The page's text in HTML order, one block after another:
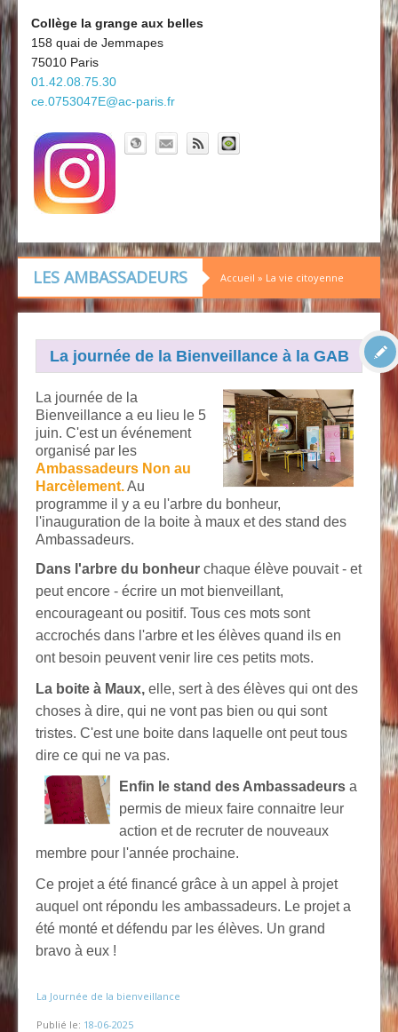
Board'Gab
Clubs maths
Découvrir le collège
Collège la grange aux belles
158 quai de Jemmapes
75010 Paris
01.42.08.75.30
ce.0753047E@ac-paris.fr
LES AMBASSADEURS Accueil » La vie citoyenne
La journée de la Bienveillance à la GAB
La journée de la
Bienveillance a eu lieu le 5
juin. C'est un événement
organisé par les
Ambassadeurs Non au
Harcèlement.Au
programme il y a eu l'arbre du bonheur,
l'inauguration de la boite à maux et des stand des
Ambassadeurs.
Dans l'arbre du bonheur chaque élève pouvait - et
peut encore - écrire un mot bienveillant,
encourageant ou positif. Tous ces mots sont
accrochés dans l'arbre et les élèves quand ils en
ont besoin peuvent venir lire ces petits mots.
La boite à Maux, elle, sert à des élèves qui ont des
choses à dire, qui ne vont pas bien ou qui sont
tristes. C'est une boite dans laquelle ont peut tous
dire ce qui ne va pas.
Enfin le stand des Ambassadeursa
permis de mieux faire connaitre leur
action et de recruter de nouveaux
membre pour l'année prochaine.
Ce projet a été financé grâce à un appel à projet
auquel ont répondu les ambassadeurs. Le projet a
été monté et défendu par les élèves. Un grand
bravo à eux !
La Journée de la bienveillance
Publié le: 18-06-2025